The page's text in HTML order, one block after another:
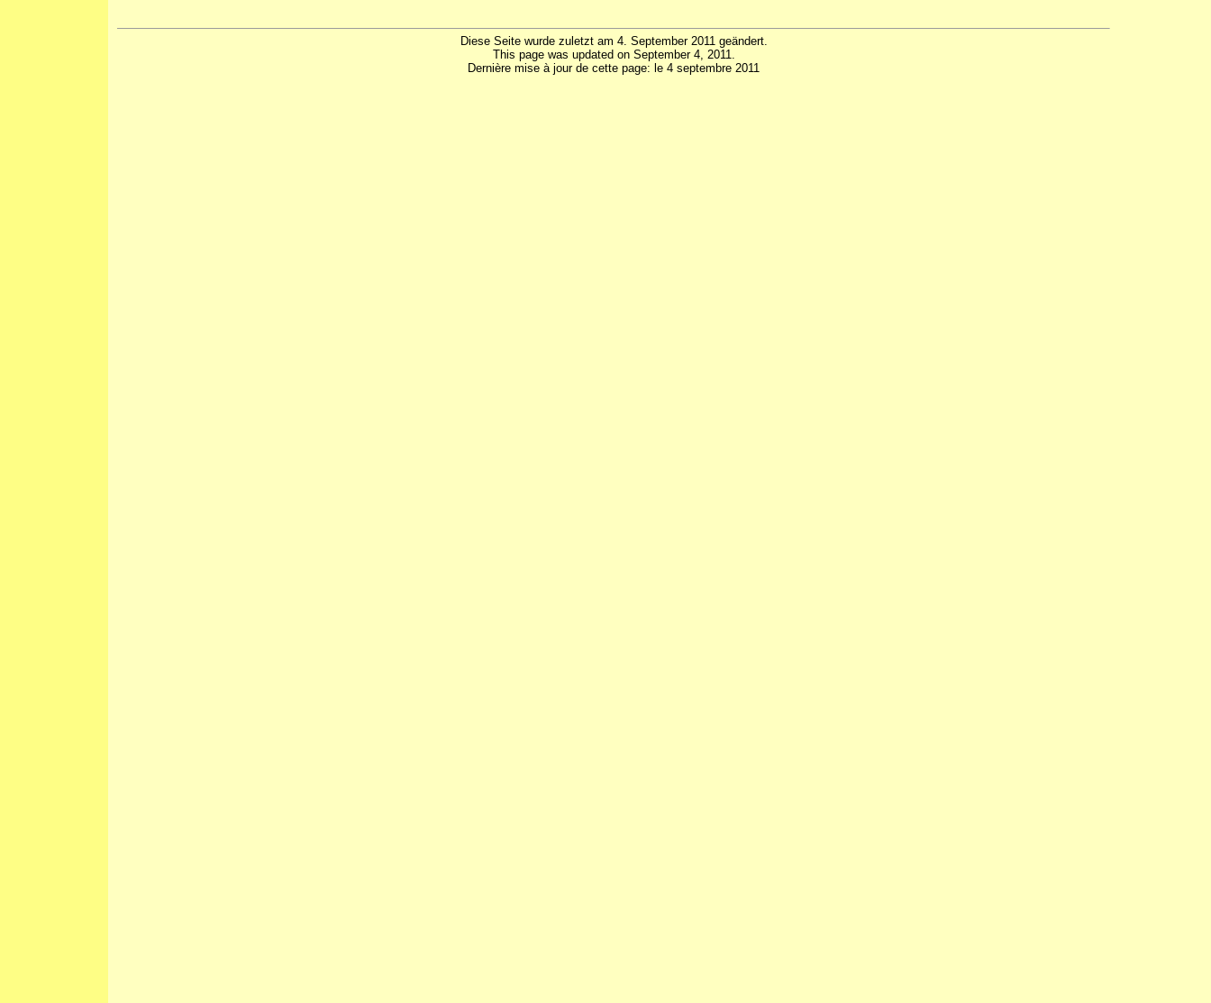
Diese Seite wurde zuletzt am 4. September 2011 geändert.
This page was updated on September 4, 2011.
Dernière mise à jour de cette page: le 4 septembre 2011